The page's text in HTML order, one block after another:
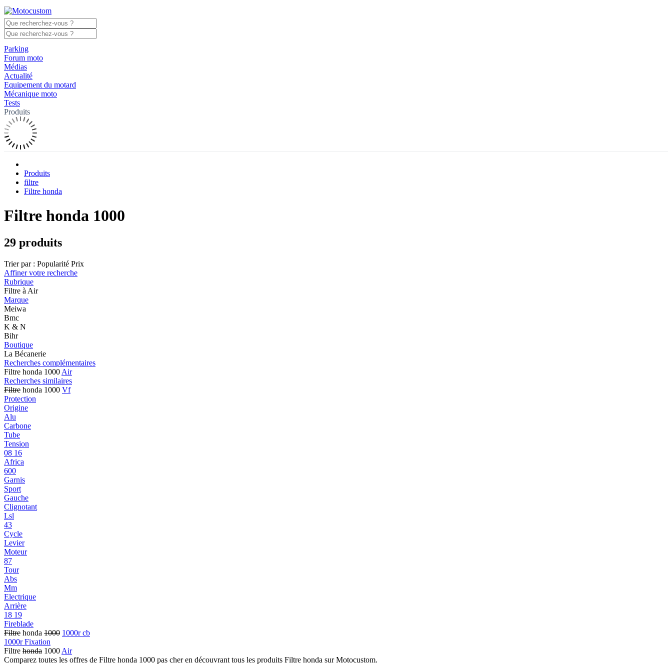
Parking
Forum moto
Médias
Actualité
Equipement du motard
Mécanique moto
Tests
Produits
Produits
filtre
Filtre honda
Filtre honda 1000
29 produits
Trier par : Popularité Prix
Affiner votre recherche
Rubrique
Filtre à Air
Marque
Meiwa
Bmc
K & N
Bihr
Boutique
La Bécanerie
Recherches complémentaires
Filtre honda 1000 Air
Recherches similaires
Filtre honda 1000 Vf
Protection
Origine
Alu
Carbone
Tube
Tension
08 16
Africa
600
Garnis
Sport
Gauche
Clignotant
Lsl
43
Cycle
Levier
Moteur
87
Tour
Abs
Mm
Electrique
Arrière
18 19
Fireblade
Filtre honda 1000 1000r cb
1000r Fixation
Filtre honda 1000 Air
Comparez toutes les offres de Filtre honda 1000 pas cher en découvrant tous les produits Filtre honda sur Motocustom.